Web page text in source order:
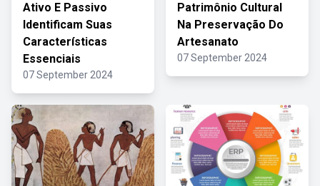
Ativo E Passivo
Identificam Suas
Características
Essenciais
07 September 2024
Patrimônio Cultural
Na Preservação Do
Artesanato
07 September 2024